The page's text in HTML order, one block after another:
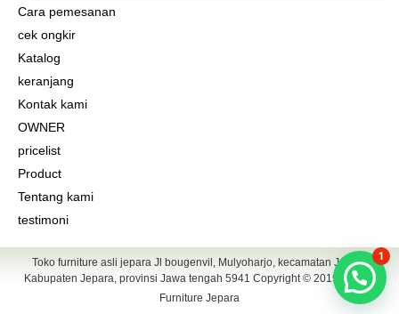
Cara pemesanan
cek ongkir
Katalog
keranjang
Kontak kami
OWNER
pricelist
Product
Tentang kami
testimoni
Toko furniture asli jepara Jl bougenvil, Mulyoharjo, kecamatan Jepara
Kabupaten Jepara, provinsi Jawa tengah 5941 Copyright © 2019
Gandis
Furniture Jepara
1